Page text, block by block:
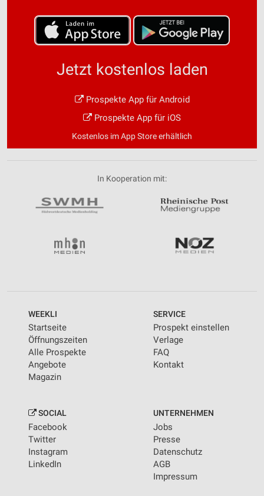
Jetzt kostenlos laden
Prospekte App für Android
Prospekte App für iOS
Kostenlos im App Store erhältlich
In Kooperation mit:
WEEKLI
Startseite
Öffnungszeiten
Alle Prospekte
Angebote
Magazin
SERVICE
Prospekt einstellen
Verlage
FAQ
Kontakt
SOCIAL
Facebook
Twitter
Instagram
LinkedIn
UNTERNEHMEN
Jobs
Presse
Datenschutz
AGB
Impressum